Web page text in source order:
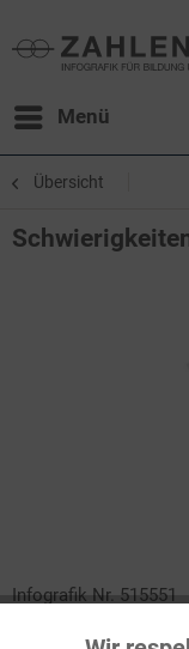
Menü
Übersicht
Infografik Nr. 515551